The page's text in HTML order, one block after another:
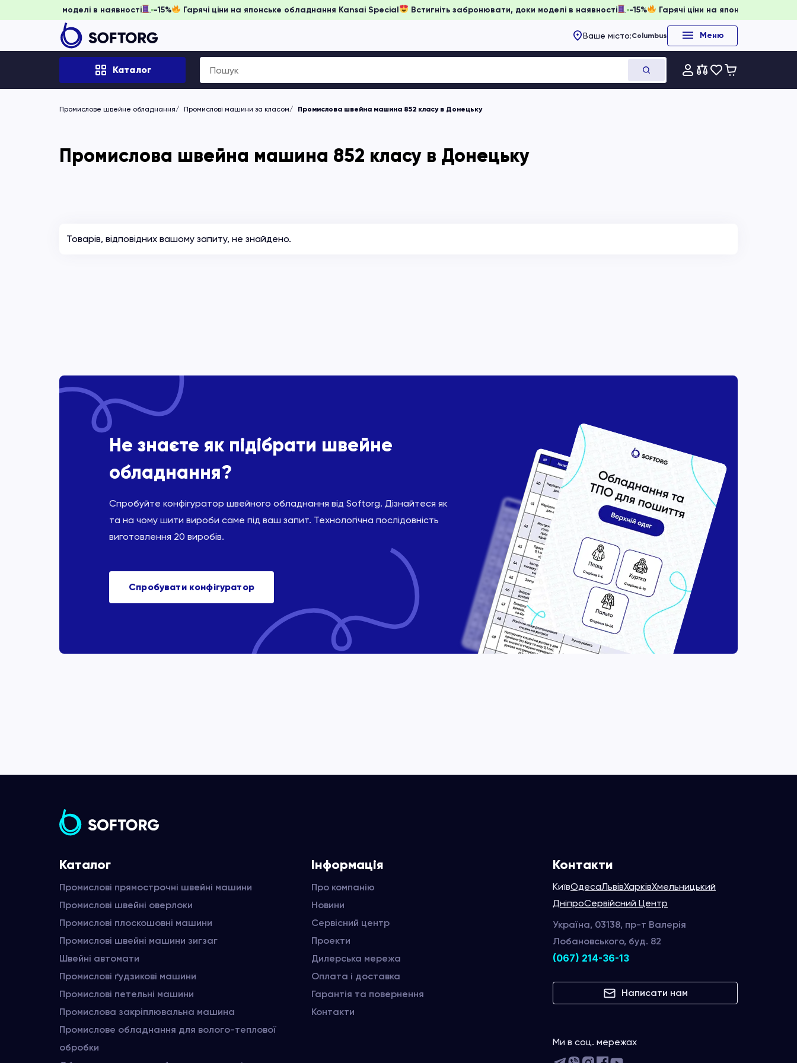
забронювати, доки моделі в наявності -15% Гарячі ціни на японське обладнання Kansai Special Встигніть забронювати, доки моделі в наявності -15% Гарячі ціни на японське
Ваше місто:Columbus Меню
Каталог
Search
for:
Промислове швейне обладнання Промислові машини за класом Промислова швейна машина 852 класу в Донецьку
Промислова швейна машина 852 класу в Донецьку
Товарів, відповідних вашому запиту, не знайдено.
Не знаєте як підібрати швейне
обладнання?
Спробуйте конфігуратор швейного обладнання від Softorg. Дізнайтеся як
та на чому шити вироби саме під ваш запит. Технологічна послідовність
виготовлення 20 виробів.
Спробувати конфігуратор
Каталог
Промислові прямострочні швейні машини
Промислові швейні оверлоки
Промислові плоскошовні машини
Промислові швейні машини зигзаг
Швейні автомати
Промислові ґудзикові машини
Промислові петельні машини
Промислова закріплювальна машина
Промислове обладнання для волого-теплової
обробки
Інформація
Про компанію
Новини
Сервісний центр
Проекти
Дилерська мережа
Оплата і доставка
Гарантія та повернення
Контакти
Контакти
КиївОдесаЛьвівХарківХмельницький
ДніпроСервійсний Центр
Україна, 03138, пр-т Валерія
Лобановського, буд. 82
(067) 214-36-13
Написати нам
Ми в соц. мережах